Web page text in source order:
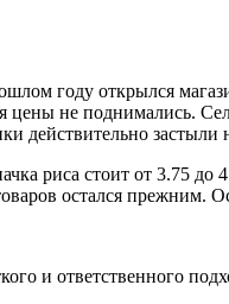
году открылся
не поднимались.
действительно застыли
риса стоит от 3.75
остался прежним.
и ответственного